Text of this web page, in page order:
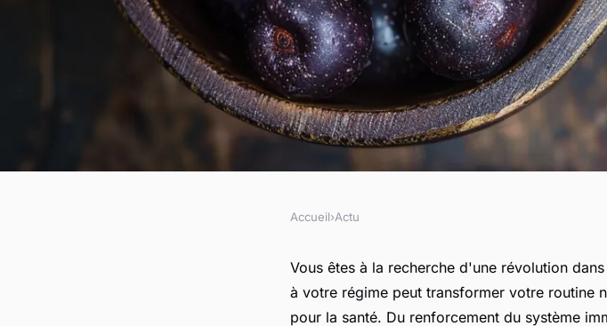
Découvrez le super aliment
Accueil›Actu
Vous êtes à la recherche d'une révolution
à votre régime peut transformer votre routine
pour la santé. Du renforcement du système